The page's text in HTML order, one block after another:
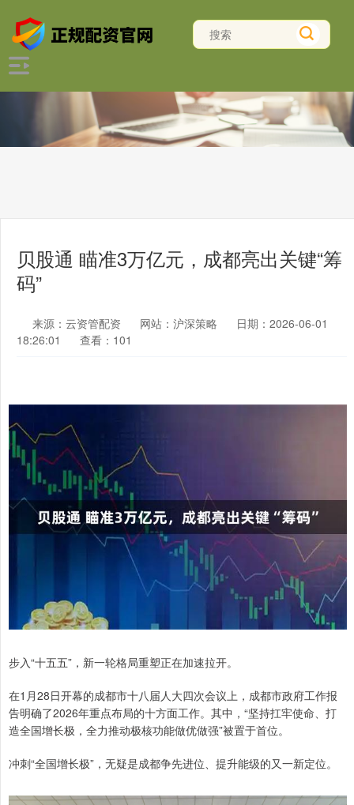
贝股通 瞄准3万亿元，成都亮出关键“筹
码”
来源：云资管配资 网站：沪深策略
日期：2026-06-01
18:26:01
查看：101
步入“十五五”，新一轮格局重塑正在加速拉开。
在1月28日开幕的成都市十八届人大四次会议上，成都市政府工作报
告明确了2026年重点布局的十方面工作。其中，“坚持扛牢使命、打
造全国增长极，全力推动极核功能做优做强”被置于首位。
冲刺“全国增长极”，无疑是成都争先进位、提升能级的又一新定位。